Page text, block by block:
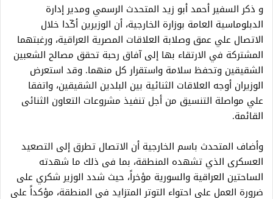
و ذكر السفير أحمد أبو زيد المتحدث الرسمي ومدير إدارة
الدبلوماسية العامة بوزارة الخارجية، أن الوزيرين أكّدا خلال
الاتصال علي عمق وصلابة العلاقات المصرية العراقية، ورغبتهما
المشتركة في الارتقاء بها إلى آفاق رحبة تحقق مصالح الشعبين
الشقيقين وتحفظ سلامة واستقرار كل منهما. وقد استعرض
الوزيران أوجه العلاقات الثنائية بين البلدين الشقيقين، واتفقا
علي مواصلة التنسيق من أجل تنفيذ مشروعات التعاون الثنائى
القائمة.
وأضاف المتحدث باسم الخارجية أن الاتصال تطرق إلى التصعيد
العسكرى الذي تشهده المنطقة، بما فى ذلك ما شهدته
الساحتين العراقية والسورية مؤخراً، حيث شدد الوزير شكري على
ضرورة العمل على احتواء التوتر المتزايد في المنطقة، مؤكداً على